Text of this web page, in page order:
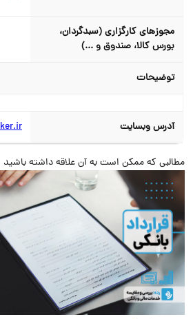
مجوزهای کارگزاری (سبدگردان،
بورس کالا، صندوق و ...)
توضیحات
آدرس وبسایت
که ممکن است به آن علاقه داشته باشید